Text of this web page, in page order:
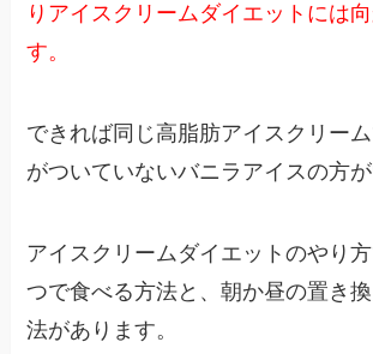
りアイスクリームダイエットには
す。
できれば同じ高脂肪アイスクリー
がついていないバニラアイスの方が
アイスクリームダイエットのやり
つで食べる方法と、朝か昼の置き
法があります。